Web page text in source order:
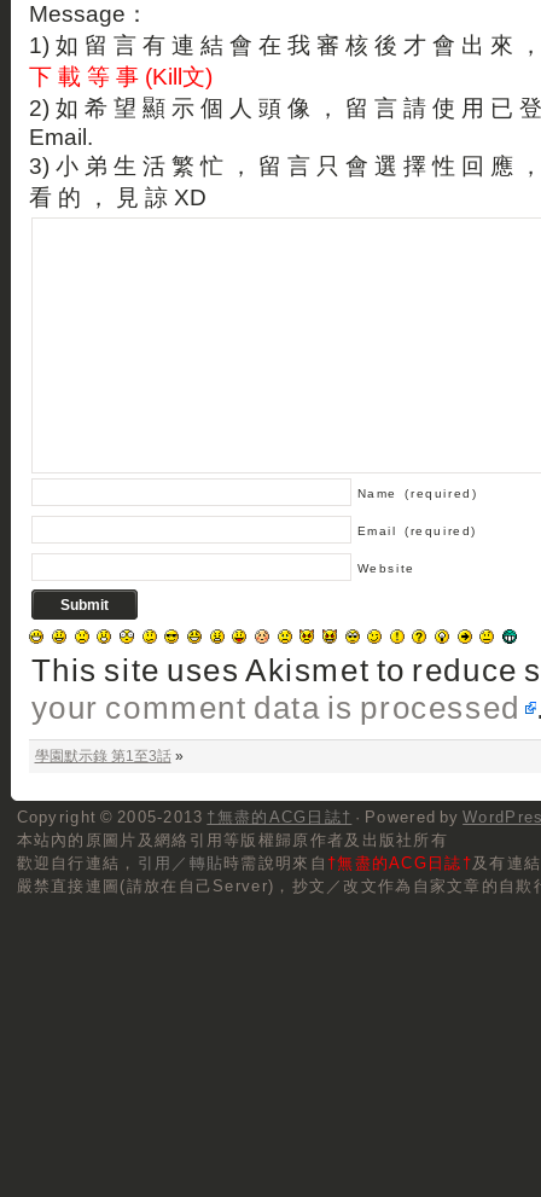
Message：
1) 如 留 言 有 連 結 會 在 我 審 核 後 才 會 出 來
下 載 等 事 (Kill文)
2) 如 希 望 顯 示 個 人 頭 像 ， 留 言 請 使 用 已
Email.
3) 小 弟 生 活 繁 忙 ， 留 言 只 會 選 擇 性 回 應
看 的 ， 見 諒 XD
Name (required)
Email (required)
Website
This site uses Akismet to reduce
your comment data is processed
學園默示錄 第1至3話»
Copyright © 2005-2013 †無盡的ACG日誌† · Powered by
本站內的原圖片及網絡引用等版權歸原作者及出版社所有
歡迎自行連結， 引用／轉貼時需說明來自 †無盡的ACG日誌†及有連
嚴禁直接連圖(請放在自己Server)，抄文／改文作為自家文章的自欺